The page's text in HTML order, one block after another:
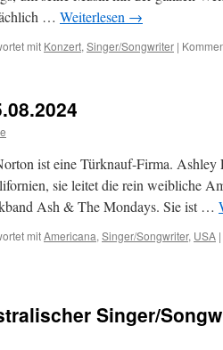
… Weiterlesen →
mit Konzert, Singer/Songwriter |
ist eine Türknauf-Firma. Ashley
sie leitet die rein weibliche
Ash & The Mondays. Sie ist …
mitAmericana, Singer/Songwriter, USA |
Singer/